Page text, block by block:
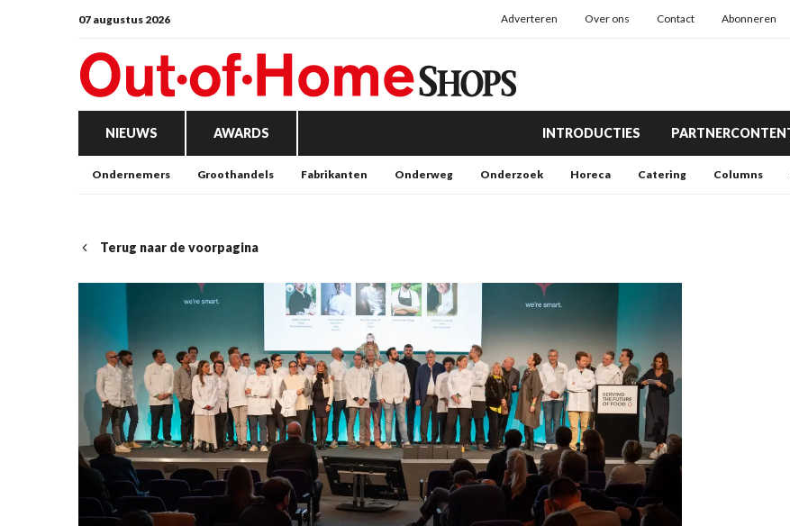
07 augustus 2026 Adverteren Over ons Contact Abonneren
NIEUWS AWARDS INTRODUCTIES
Ondernemers Groothandels Fabrikanten Onderweg Onderzoek Horeca Catering Columns
Terug naar de voorpagina